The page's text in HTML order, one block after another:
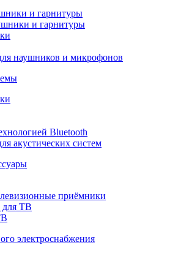
и гарнитуры
и гарнитуры
наушников и микрофонов
Bluetooth
акустических систем
приёмники
ТВ
электроснабжения